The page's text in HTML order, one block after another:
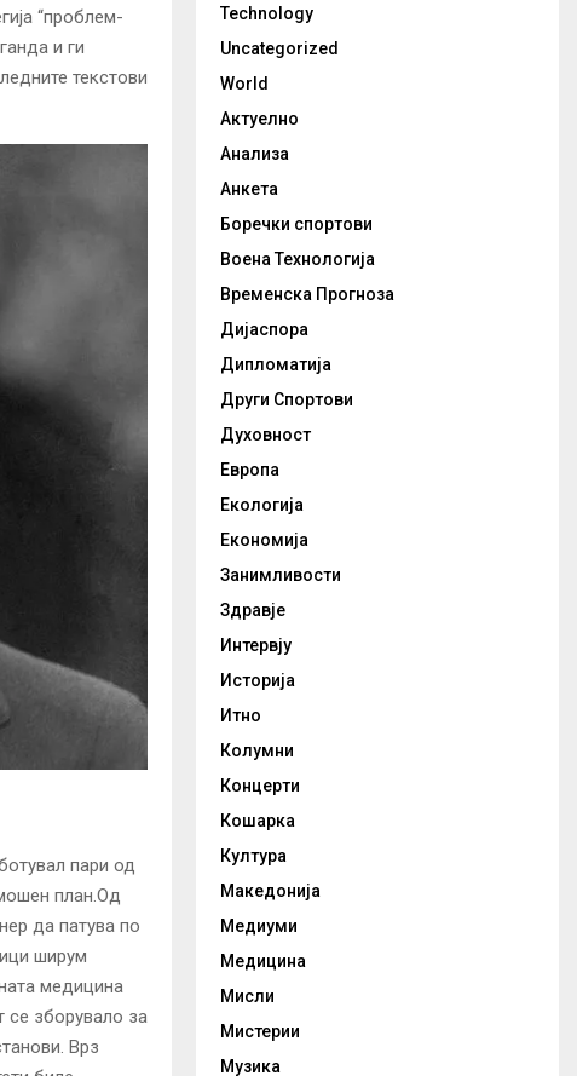
“проблем-
и ги
текстови
пари од
план.Од
да патува по
ширум
медицина
се зборувало за
Врз
Technology
Uncategorized
World
Актуелно
Анализа
Анкета
Боречки спортови
Воена Технологија
Временска Прогноза
Дијаспора
Дипломатија
Други Спортови
Духовност
Европа
Екологија
Економија
Занимливости
Здравје
Интервју
Историја
Итно
Колумни
Концерти
Кошарка
Култура
Македонија
Медиуми
Медицина
Мисли
Мистерии
Музика